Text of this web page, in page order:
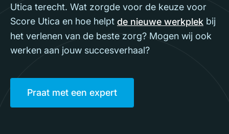
Utica terecht. Wat zorgde voor de keuze voor
Score Utica en hoe helpt de nieuwe werkplek bij
het verlenen van de beste zorg? Mogen wij ook
werken aan jouw succesverhaal?
Praat met een expert